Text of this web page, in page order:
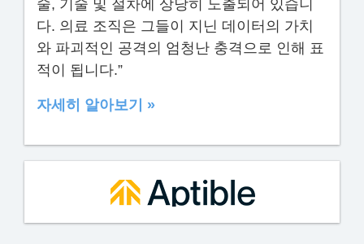
술, 기술 및 절차에 상당히 노출되어 있습니
다. 의료 조직은 그들이 지닌 데이터의 가치
와 파괴적인 공격의 엄청난 충격으로 인해 표
적이 됩니다.”
자세히 알아보기 »